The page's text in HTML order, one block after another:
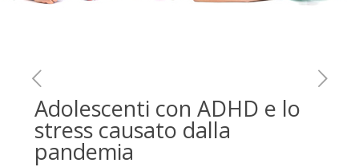
Adolescenti con ADHD e lo
stress causato dalla
pandemia